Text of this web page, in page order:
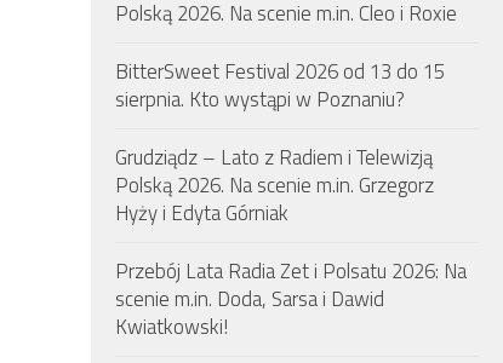
Polską 2026. Na scenie m.in. Cleo i Roxie
BitterSweet Festival 2026 od 13 do 15
sierpnia. Kto wystąpi w Poznaniu?
Grudziądz – Lato z Radiem i Telewizją
Polską 2026. Na scenie m.in. Grzegorz
Hyży i Edyta Górniak
Przebój Lata Radia Zet i Polsatu 2026: Na
scenie m.in. Doda, Sarsa i Dawid
Kwiatkowski!